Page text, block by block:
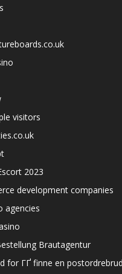
visitors
2023
development companies
agencies
Brautagentur
for ГҐ finne en postordrebrud